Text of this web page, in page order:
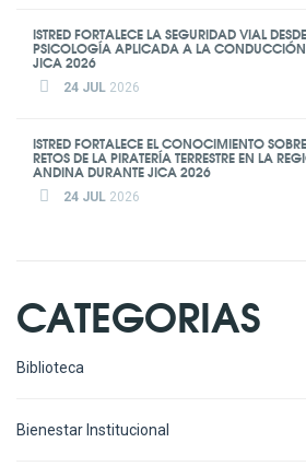
ISTRED FORTALECE LA SEGURIDAD VIAL
PSICOLOGÍA APLICADA A LA CONDUCCIÓN
JICA 2026
24 JUL 2026
ISTRED FORTALECE EL CONOCIMIENTO
RETOS DE LA PIRATERÍA TERRESTRE EN LA
ANDINA DURANTE JICA 2026
24 JUL 2026
CATEGORIAS
Biblioteca
Bienestar Institucional